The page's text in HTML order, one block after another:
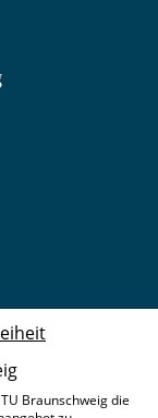
Braunschweig die